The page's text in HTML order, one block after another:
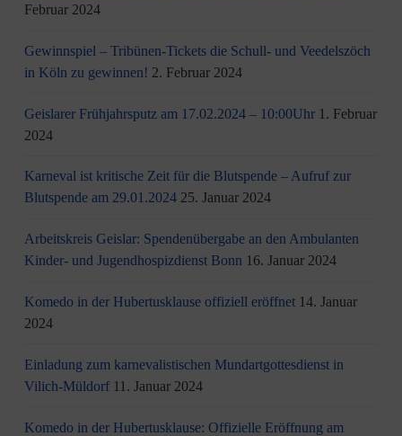
Februar 2024
Gewinnspiel – Tribünen-Tickets die Schull- und Veedelszöch
in Köln zu gewinnen! 2. Februar 2024
Geislarer Frühjahrsputz am 17.02.2024 – 10:00Uhr 1. Februar
2024
Karneval ist kritische Zeit für die Blutspende – Aufruf zur
Blutspende am 29.01.2024 25. Januar 2024
Arbeitskreis Geislar: Spendenübergabe an den Ambulanten
Kinder- und Jugendhospizdienst Bonn 16. Januar 2024
Komedo in der Hubertusklause offiziell eröffnet 14. Januar
2024
Einladung zum karnevalistischen Mundartgottesdienst in
Vilich-Müldorf 11. Januar 2024
Komedo in der Hubertusklause: Offizielle Eröffnung am